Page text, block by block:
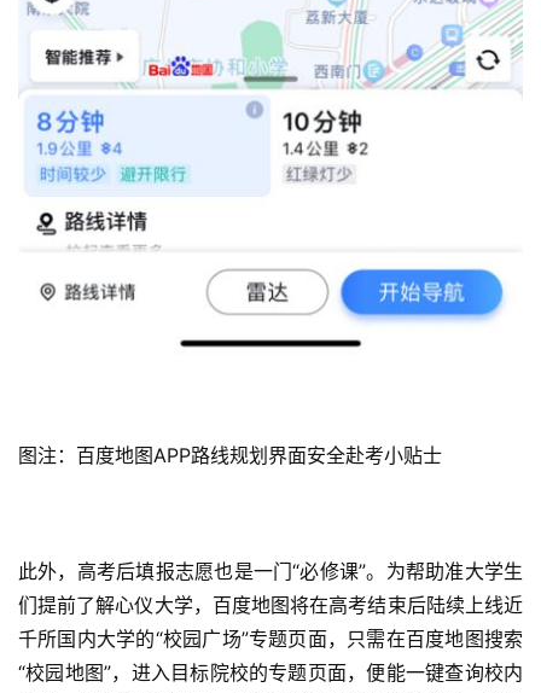
开
图注：百度地图APP路线规划界面安全赴考小贴士
此外，高考后填报志愿也是一门“必修课”。为帮助准大学生
们提前了解心仪大学，百度地图将在高考结束后陆续上线近
千所国内大学的“校园广场”专题页面，只需在百度地图搜索
“校园地图”，进入目标院校的专题页面，便能一键查询校内